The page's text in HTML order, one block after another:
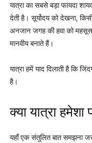
यात्रा का सबसे बड़ा फायदा
देती है। सूर्योदय को देखना,
अनजान जगह की हवा को
मानवीय बनाते हैं।
यात्रा हमें याद दिलाती है कि
है।
क्या यात्रा हमेशा
यहाँ एक संतुलित बात समझना